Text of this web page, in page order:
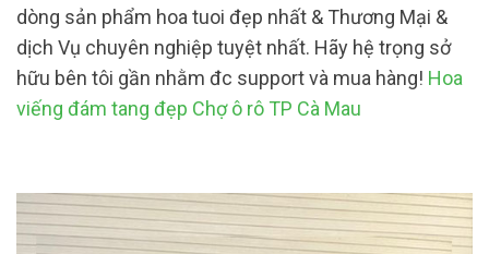
dòng sản phẩm hoa tuoi đẹp nhất & Thương Mại &
dịch Vụ chuyên nghiệp tuyệt nhất. Hãy hệ trọng sở
hữu bên tôi gần nhằm đc support và mua hàng! Hoa
viếng đám tang đẹp Chợ ô rô TP Cà Mau